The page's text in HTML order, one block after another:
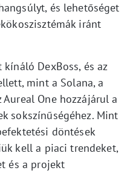
és lehetőséget
iránt
DexBoss, és az
mint a Solana, a
Aureal One hozzájárul a
sokszínűségéhez. Mint
döntések
kell a piaci trendeket,
és a projekt